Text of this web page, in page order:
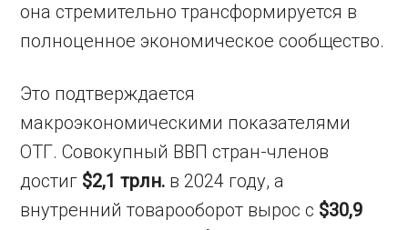
она стремительно трансформируется в
полноценное экономическое сообщество.
Это подтверждается
макроэкономическими показателями
ОТГ. Совокупный ВВП стран-членов
достиг $2,1 трлн. в 2024 году, а
внутренний товарооборот вырос с $30,9